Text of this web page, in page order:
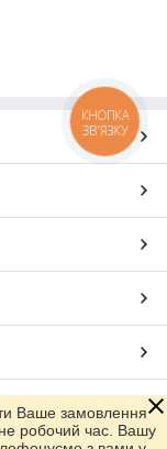
Ваше замовлення
робочий час. Вашу
КНОПКА
ЗВ'ЯЗКУ